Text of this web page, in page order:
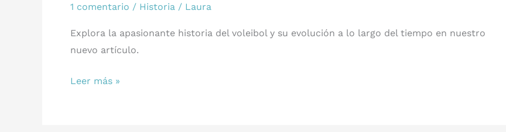
1 comentario / Historia / Laura
Explora la apasionante historia del voleibol y su evolución a lo largo del tiempo en nuestro
nuevo artículo.
Voleibol:
Leer más »